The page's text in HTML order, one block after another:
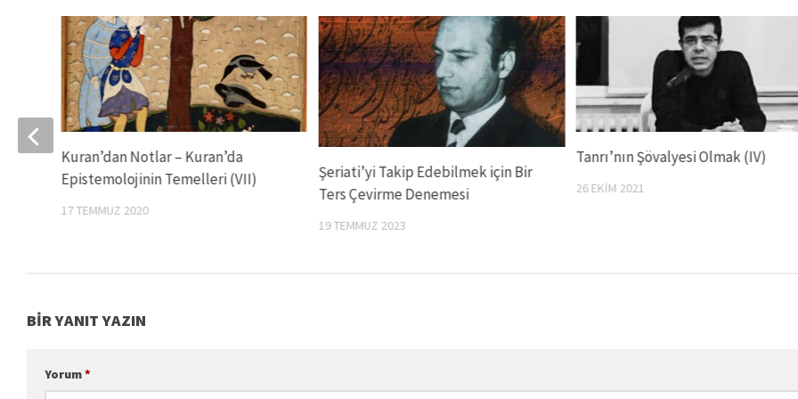
Şeriati’yi Takip Edebilmek için Bir
Ters Çevirme Denemesi
19 TEMMUZ 2023
Tanrı’nın Şövalyesi Olmak (IV)
26 EKIM 2021
Kuran’dan Notlar – Kuran’da
Epistemolojinin Temelleri (VII)
17 TEMMUZ 2020
BIR YANIT YAZIN
Yorum*